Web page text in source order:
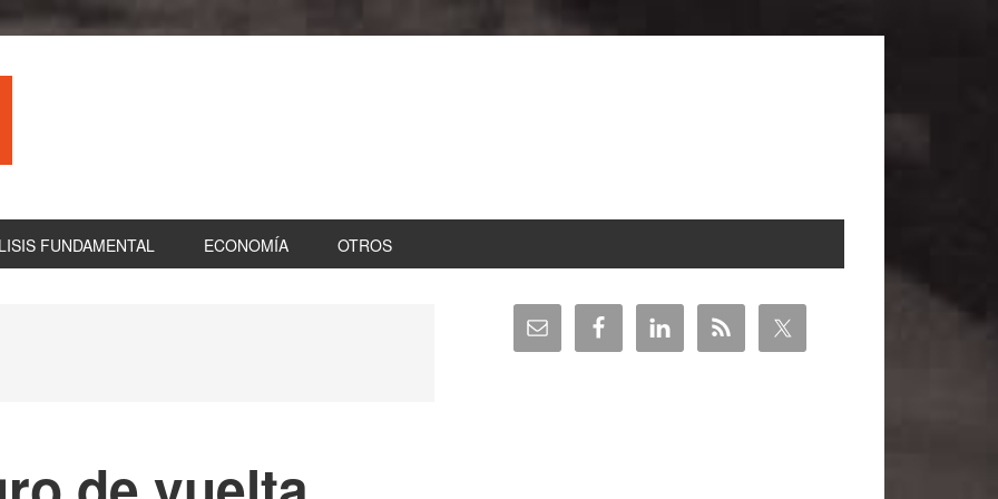
FUNDAMENTAL ECONOMÍA OTROS
Barra
lateral